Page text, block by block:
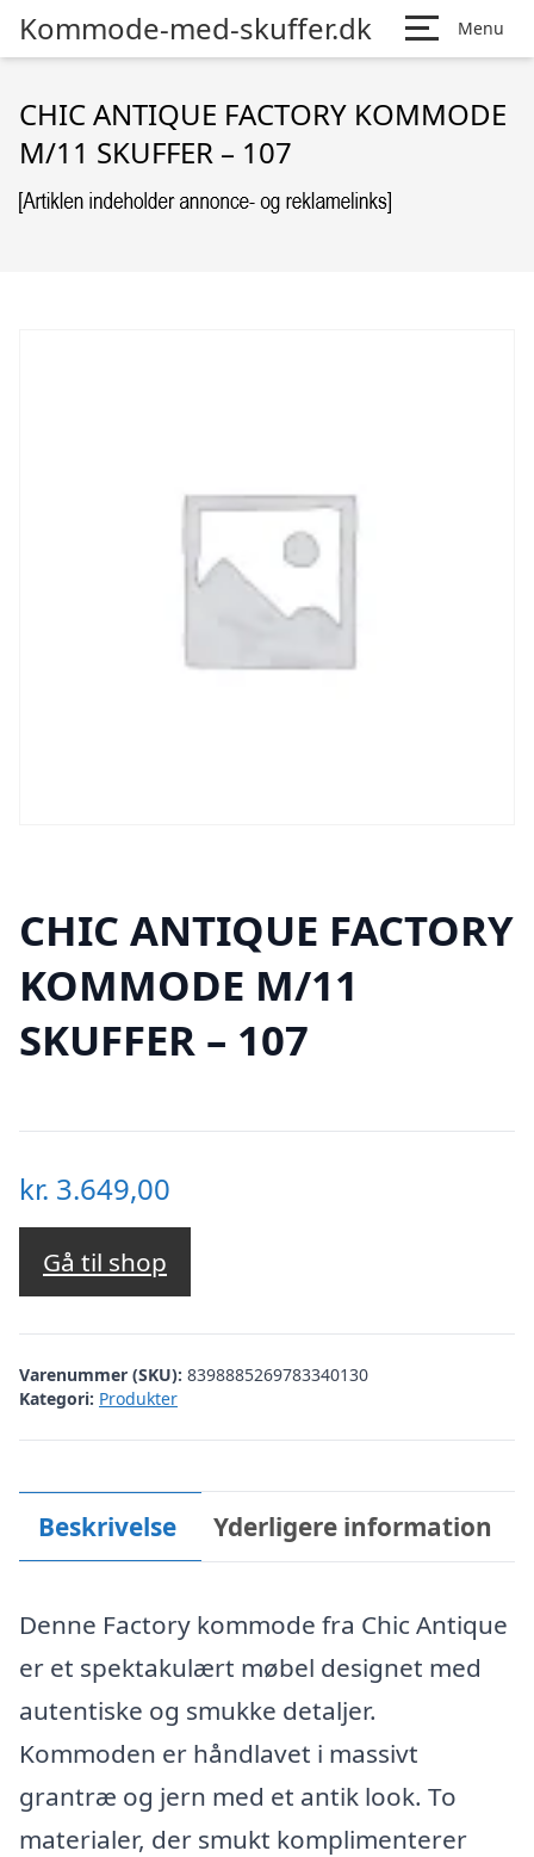
Kommode-med-skuffer.dk Menu
CHIC ANTIQUE FACTORY KOMMODE
M/11 SKUFFER – 107
CHIC ANTIQUE FACTORY
KOMMODE M/11
SKUFFER – 107
kr. 3.649,00
Gå til shop
Varenummer (SKU): 8398885269783340130
Kategori: Produkter
Beskrivelse Yderligere information
Denne Factory kommode fra Chic Antique
er et spektakulært møbel designet med
autentiske og smukke detaljer.
Kommoden er håndlavet i massivt
grantræ og jern med et antik look. To
materialer, der smukt komplimenterer